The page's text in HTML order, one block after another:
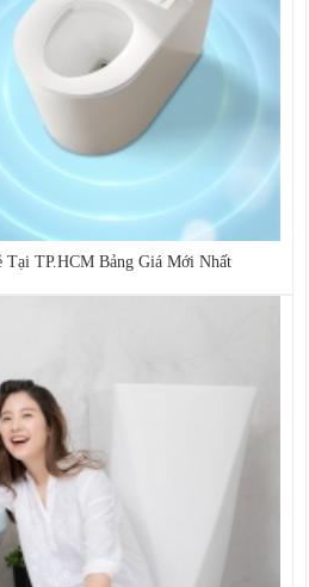
Tại TP.HCM Bảng Giá Mới Nhất